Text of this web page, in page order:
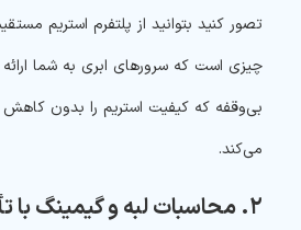
تصور کنید بتوانید از پلتفرم استریم
چیزی است که سرورهای ابری به شما
بی‌وقفه که کیفیت استریم را بدون
می‌کند.
۲. محاسبات لبه و گیمینگ با تأخیر پایین